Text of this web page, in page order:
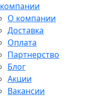
О компании
Доставка
Оплата
Партнерство
Блог
Акции
Вакансии